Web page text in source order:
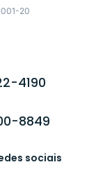
20
4190
8849
sociais